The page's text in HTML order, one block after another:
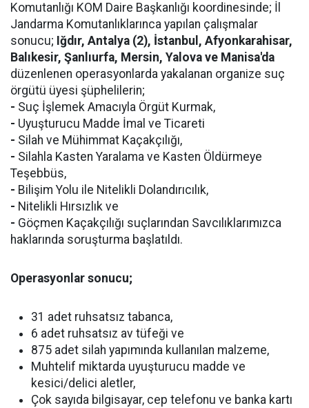
Komutanlığı KOM Daire Başkanlığı koordinesinde; İl
Jandarma Komutanlıklarınca yapılan çalışmalar
sonucu; Iğdır, Antalya (2), İstanbul, Afyonkarahisar,
Balıkesir, Şanlıurfa, Mersin, Yalova ve Manisa'da
düzenlenen operasyonlarda yakalanan organize suç
örgütü üyesi şüphelilerin;
- Suç İşlemek Amacıyla Örgüt Kurmak,
- Uyuşturucu Madde İmal ve Ticareti
- Silah ve Mühimmat Kaçakçılığı,
- Silahla Kasten Yaralama ve Kasten Öldürmeye
Teşebbüs,
- Bilişim Yolu ile Nitelikli Dolandırıcılık,
- Nitelikli Hırsızlık ve
- Göçmen Kaçakçılığı suçlarından Savcılıklarımızca
haklarında soruşturma başlatıldı.
Operasyonlar sonucu;
31 adet ruhsatsız tabanca,
6 adet ruhsatsız av tüfeği ve
875 adet silah yapımında kullanılan malzeme,
Muhtelif miktarda uyuşturucu madde ve
kesici/delici aletler,
Çok sayıda bilgisayar, cep telefonu ve banka kartı